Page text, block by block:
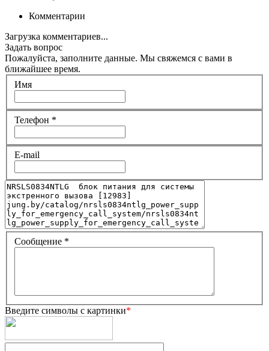
Комментарии
Загрузка комментариев...
Задать вопрос
Пожалуйста, заполните данные. Мы свяжемся с вами в
ближайшее время.
Имя
Телефон *
E-mail
Сообщение *
Введите символы с картинки*